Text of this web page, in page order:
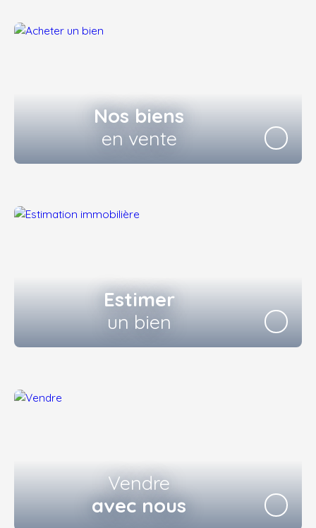
Nos biens
en vente
Estimer
un bien
Vendre
avec nous